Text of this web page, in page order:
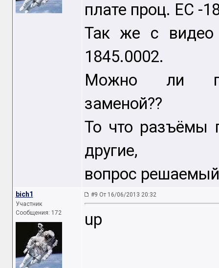
плате проц. ЕС -
Так же с
1845.0002.
Можно ли
заменой??
То что разъёмы
другие,
вопрос
bich1
Участник
Сообщения: 172
#9 От 16/06/2013 20:32
up